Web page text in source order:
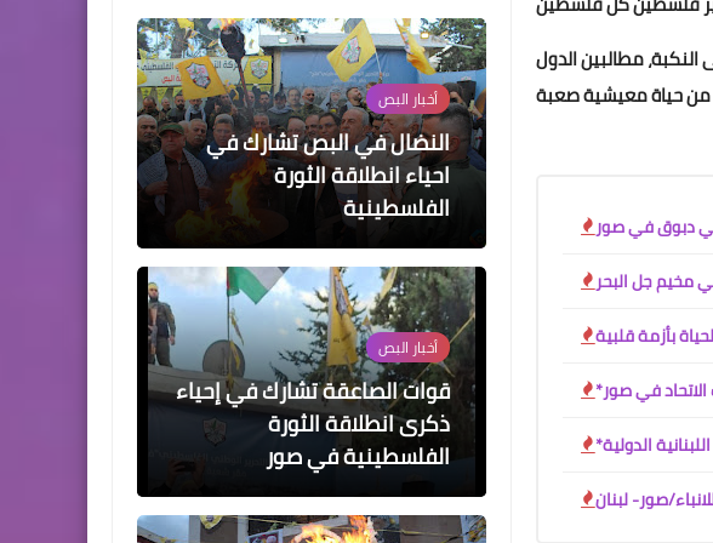
مطالبين الدول
دبوق في صور
مخيم جل البحر
بأزمة قلبية
صور- لبنان
أخبار ‏البص
قوات الصاعقة تشارك في إحياء
ذكرى انطلاقة الثورة
الفلسطينية في صور
أخبار ‏البص
حركة فتح في شعبة الساحل
تحيي ذكرى انطلاقتها في
تجمع القاسمية